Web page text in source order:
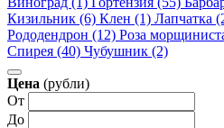
Кизильник (6) Клен (1) Лапчатка
Рододендрон (12) Роза
Спирея (40) Чубушник (2)
Цена (рубли)
От
До